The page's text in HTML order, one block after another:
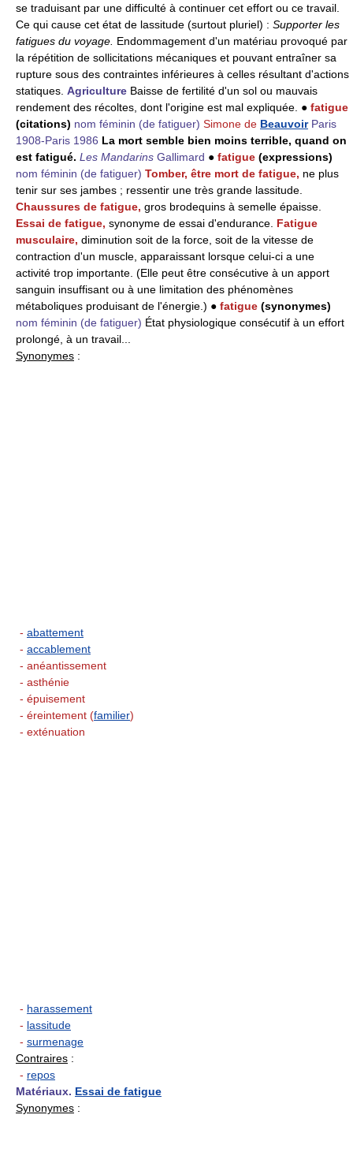
se traduisant par une difficulté à continuer cet effort ou ce travail.
Ce qui cause cet état de lassitude (surtout pluriel) : Supporter les
fatigues du voyage. Endommagement d'un matériau provoqué par
la répétition de sollicitations mécaniques et pouvant entraîner sa
rupture sous des contraintes inférieures à celles résultant d'actions
statiques. Agriculture Baisse de fertilité d'un sol ou mauvais
rendement des récoltes, dont l'origine est mal expliquée. ● fatigue
(citations) nom féminin (de fatiguer) Simone de Beauvoir Paris
1908-Paris 1986 La mort semble bien moins terrible, quand on
est fatigué. Les Mandarins Gallimard ● fatigue (expressions)
nom féminin (de fatiguer) Tomber, être mort de fatigue, ne plus
tenir sur ses jambes ; ressentir une très grande lassitude.
Chaussures de fatigue, gros brodequins à semelle épaisse.
Essai de fatigue, synonyme de essai d'endurance. Fatigue
musculaire, diminution soit de la force, soit de la vitesse de
contraction d'un muscle, apparaissant lorsque celui-ci a une
activité trop importante. (Elle peut être consécutive à un apport
sanguin insuffisant ou à une limitation des phénomènes
métaboliques produisant de l'énergie.) ● fatigue (synonymes)
nom féminin (de fatiguer) État physiologique consécutif à un effort
prolongé, à un travail...
Synonymes :
- abattement
- accablement
- anéantissement
- asthénie
- épuisement
- éreintement (familier)
- exténuation
- harassement
- lassitude
- surmenage
Contraires :
- repos
Matériaux. Essai de fatigue
Synonymes :